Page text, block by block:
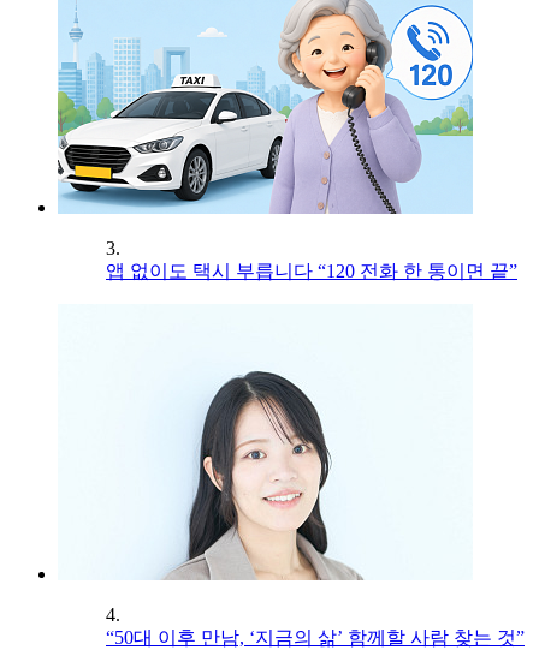
3.
앱 없이도 택시 부릅니다 “120 전화 한 통이면 끝”
4.
“50대 이후 만남, ‘지금의 삶’ 함께할 사람 찾는 것”